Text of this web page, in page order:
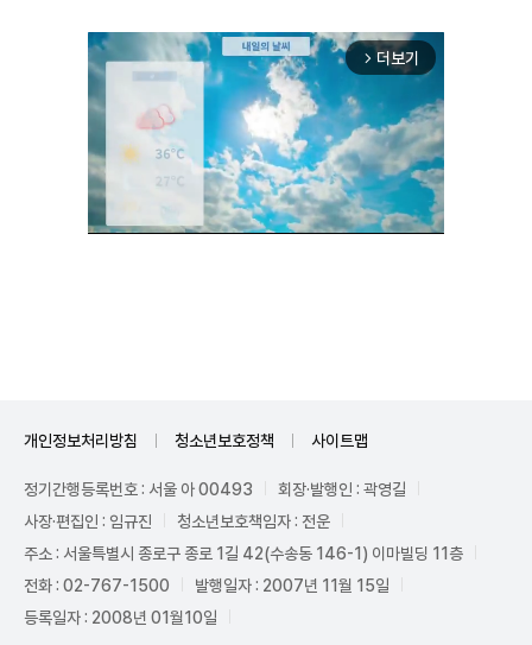
arrow_forward_ios 더보기
개인정보처리방침 청소년보호정책 사이트맵
정기간행등록번호 : 서울 아 00493
회장·발행인 : 곽영길
사장·편집인 : 임규진
청소년보호책임자 : 전운
주소 : 서울특별시 종로구 종로 1길 42(수송동 146-1) 이마빌딩 11층
전화 : 02-767-1500
발행일자 : 2007년 11월 15일
등록일자 : 2008년 01월10일